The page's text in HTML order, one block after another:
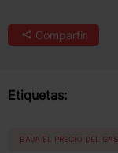
Compartir
Etiquetas:
BAJA EL PRECIO DEL